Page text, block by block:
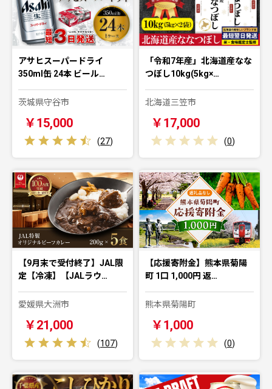
アサヒスーパードライ
350ml缶 24本 ビール…
茨城県守谷市
￥15,000
(27)
「令和7年産」北海道産なな
つぼし10kg(5kg×…
北海道三笠市
￥17,000
(0)
【9月末で受付終了】JAL限
定【冷凍】【JALラウ…
愛媛県大洲市
￥21,000
(107)
【応援寄附金】熊本県菊陽
町 1口 1,000円 返…
熊本県菊陽町
￥1,000
(0)